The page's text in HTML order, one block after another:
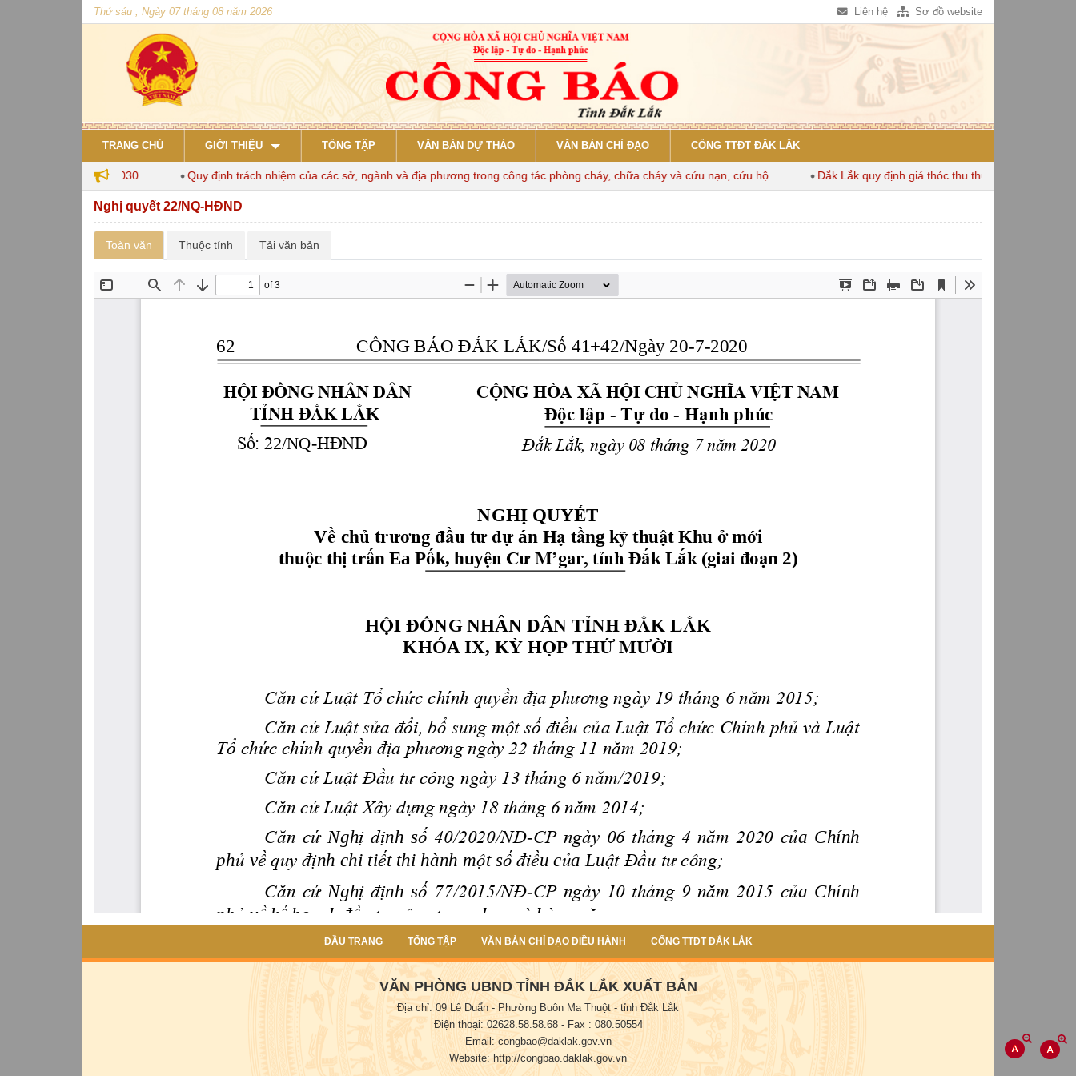
Thứ sáu , Ngày 07 tháng 08 năm 2026 Liên hệ Sơ đồ website
TRANG CHỦ GIỚI THIỆU TỔNG TẬP VĂN BẢN DỰ THẢO VĂN BẢN CHỈ ĐẠO CỔNG TTĐT ĐẮK LẮK
nuôi đến năm 2030 Quy định trách nhiệm của các sở, ngành và địa phương trong công tác phòng cháy, chữa cháy và cứu nạn, cứu hộ Đắk Lắk quy định giá thóc thu thuế dùng để tính thuế
Nghị quyết 22/NQ-HĐND
Toàn văn Thuộc tính Tải văn bản
ĐẦU TRANG TỔNG TẬP VĂN BẢN CHỈ ĐẠO ĐIỀU HÀNH CỔNG TTĐT ĐẮK LẮK
VĂN PHÒNG UBND TỈNH ĐẮK LẮK XUẤT BẢN
Địa chỉ: 09 Lê Duẩn - Phường Buôn Ma Thuột - tỉnh Đắk Lắk
Điện thoại: 02628.58.58.68- Fax : 080.50554
Email: congbao@daklak.gov.vn
Website: http://congbao.daklak.gov.vn